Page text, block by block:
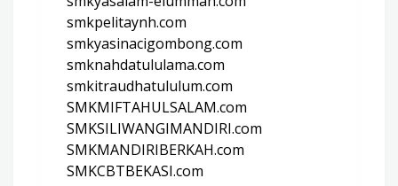
smkpelitaynh.com
smkyasinacigombong.com
smknahdatululama.com
smkitraudhatululum.com
SMKMIFTAHULSALAM.com
SMKSILIWANGIMANDIRI.com
SMKMANDIRIBERKAH.com
SMKCBTBEKASI.com